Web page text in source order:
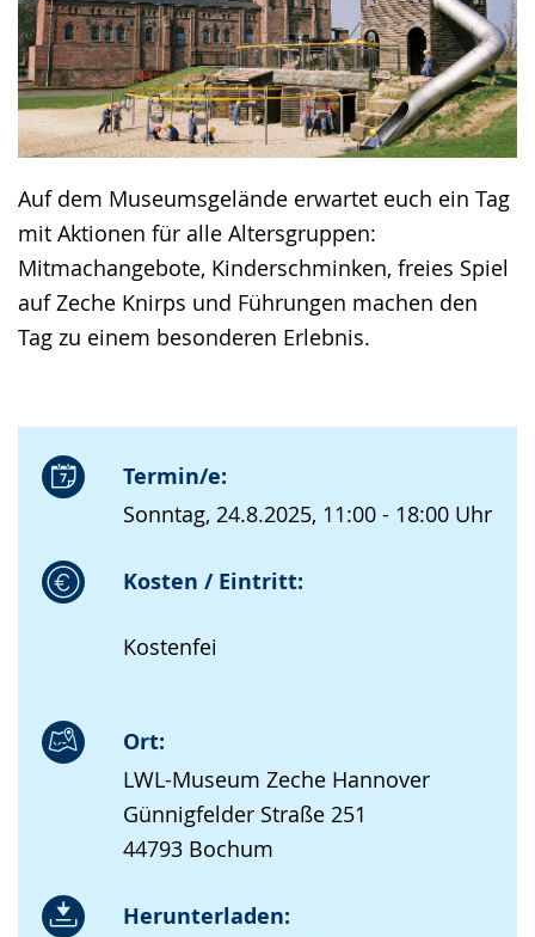
Auf dem Museumsgelände erwartet euch ein Tag
mit Aktionen für alle Altersgruppen:
Mitmachangebote, Kinderschminken, freies Spiel
auf Zeche Knirps und Führungen machen den
Tag zu einem besonderen Erlebnis.
Termin/e:
Sonntag, 24.8.2025, 11:00 - 18:00 Uhr
Kosten / Eintritt:
Kostenfei
Ort:
LWL-Museum Zeche Hannover
Günnigfelder Straße 251
44793 Bochum
Herunterladen: